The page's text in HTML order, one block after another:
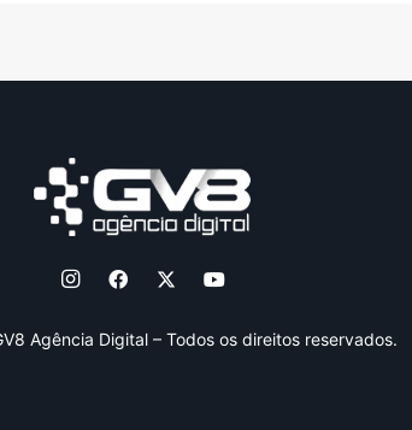
Agência Digital – Todos os direitos reservados.